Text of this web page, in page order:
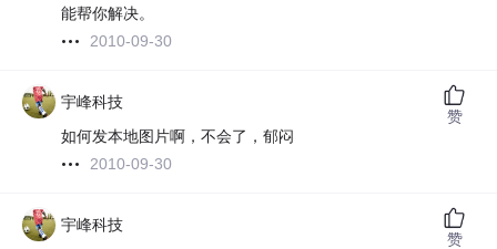
能帮你解决。
2010-09-30
宇峰科技
如何发本地图片啊，不会了，郁闷
2010-09-30
赞
宇峰科技
赞